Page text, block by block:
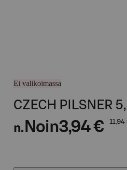
Ei valikoimassa
CZECH PILSNER
n. Noin3,94 € 11,94